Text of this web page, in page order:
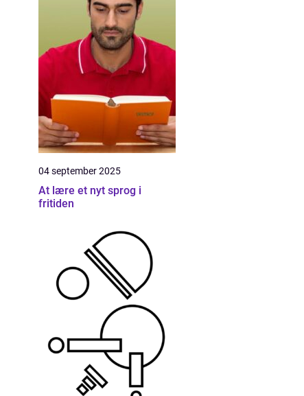
04 september 2025
At lære et nyt sprog i
fritiden